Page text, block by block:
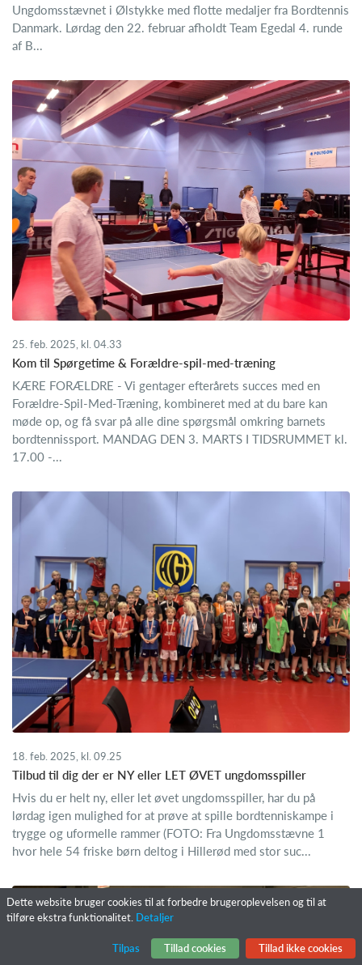
Ungdomsstævnet i Ølstykke med flotte medaljer fra Bordtennis
Danmark. Lørdag den 22. februar afholdt Team Egedal 4. runde
af B...
25. feb. 2025, kl. 04.33
Kom til Spørgetime & Forældre-spil-med-træning
KÆRE FORÆLDRE - Vi gentager efterårets succes med en
Forældre-Spil-Med-Træning, kombineret med at du bare kan
møde op, og få svar på alle dine spørgsmål omkring barnets
bordtennissport. MANDAG DEN 3. MARTS I TIDSRUMMET kl.
17.00 -...
18. feb. 2025, kl. 09.25
Tilbud til dig der er NY eller LET ØVET ungdomsspiller
Hvis du er helt ny, eller let øvet ungdomsspiller, har du på
lørdag igen mulighed for at prøve at spille bordtenniskampe i
trygge og uformelle rammer (FOTO: Fra Ungdomsstævne 1
hvor hele 54 friske børn deltog i Hillerød med stor suc...
Dette website bruger cookies til at forbedre brugeroplevelsen og til at
tilføre ekstra funktionalitet. Detaljer
Tillad ikke cookies
Tillad cookies
Tilpas